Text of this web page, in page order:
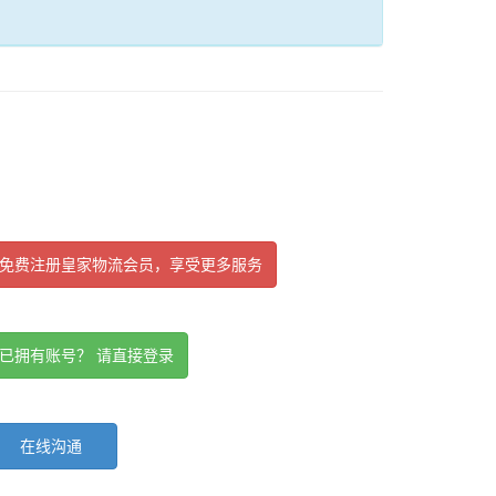
免费注册皇家物流会员，享受更多服务
已拥有账号？ 请直接登录
在线沟通